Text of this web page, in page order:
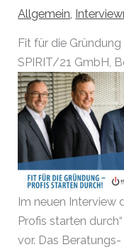
Allgemein,
Fit für die Gründung
SPIRIT/21 GmbH,
Im neuen Interview
Profis starten
vor. Das